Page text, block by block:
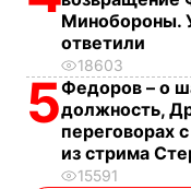
Минобороны.
ответили
18603
5Федоров – о
должность,
переговорах
из стрима
15591